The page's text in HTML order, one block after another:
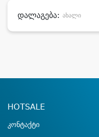
დალაგება: ახალი
HOTSALE
კონტაქტი